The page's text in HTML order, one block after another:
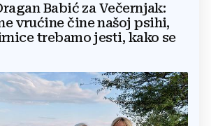
Babić za Večernjak:
vrućine čine našoj psihi,
trebamo jesti, kako se